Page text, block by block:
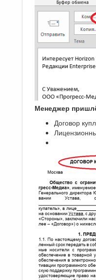
Менеджер
Договор